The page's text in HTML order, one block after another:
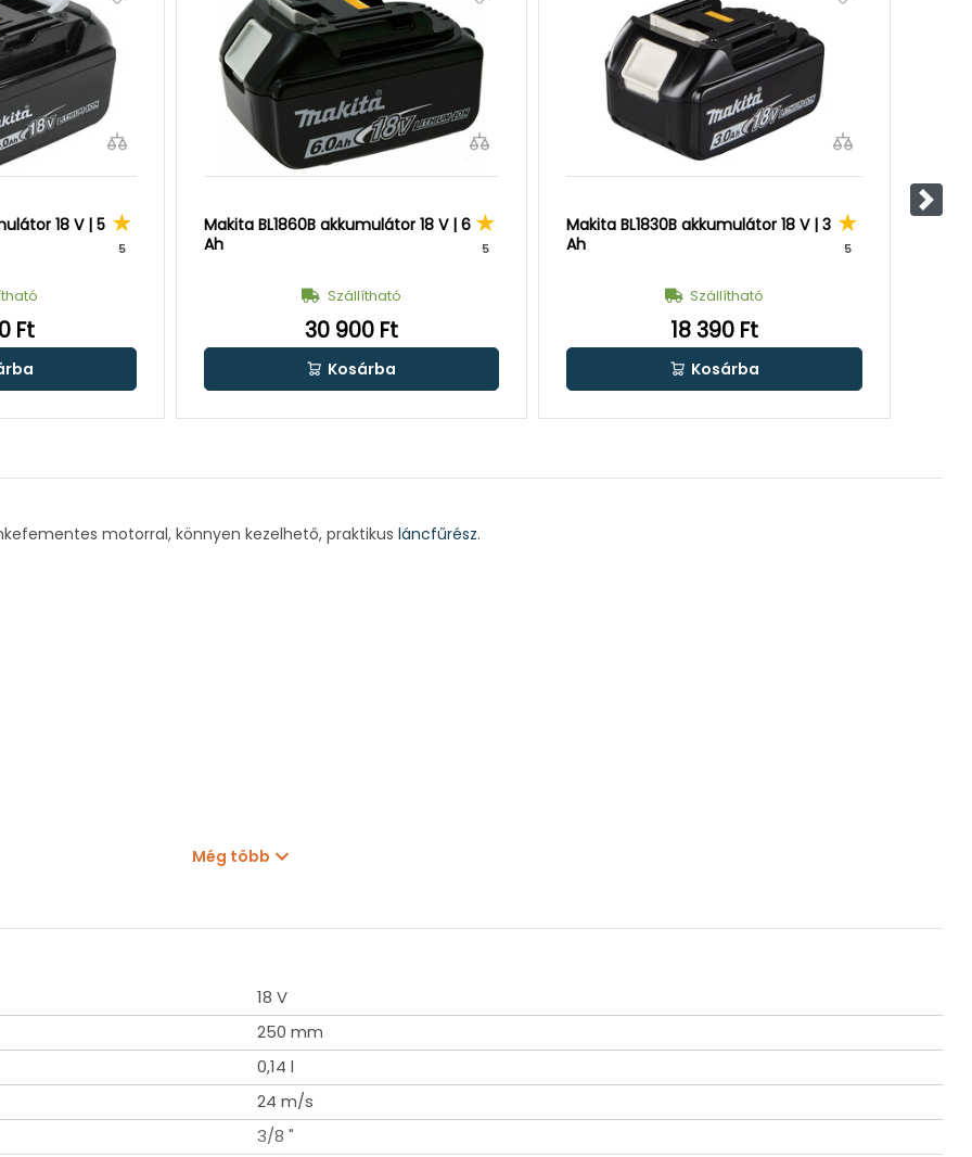
18 V | 5
5
Ft
Makita BL1860B akkumulátor 18 V | 6
Ah
5
Szállítható
30 900 Ft
Kosárba
Makita BL1830B akkumulátor 18 V | 3
Ah
5
Szállítható
18 390 Ft
Kosárba
motorral, könnyen kezelhető, praktikus láncfűrész.
vegyek, melyik a legjobb típus?
Még több
18 V
250 mm
0,14 l
24 m/s
3/8 "